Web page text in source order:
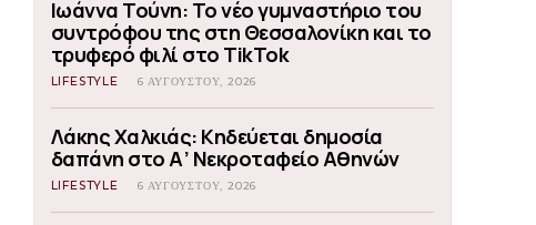
Ιωάννα Τούνη: Το νέο γυμναστήριο του
συντρόφου της στη Θεσσαλονίκη και το
τρυφερό φιλί στο TikTok
LIFESTYLE 6 ΑΥΓΟΎΣΤΟΥ, 2026
Λάκης Χαλκιάς: Κηδεύεται δημοσία
δαπάνη στο Α’ Νεκροταφείο Αθηνών
LIFESTYLE 6 ΑΥΓΟΎΣΤΟΥ, 2026